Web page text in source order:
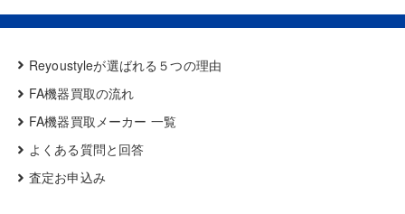
Reyoustyleが選ばれる５つの理由
FA機器買取の流れ
FA機器買取メーカー 一覧
よくある質問と回答
査定お申込み